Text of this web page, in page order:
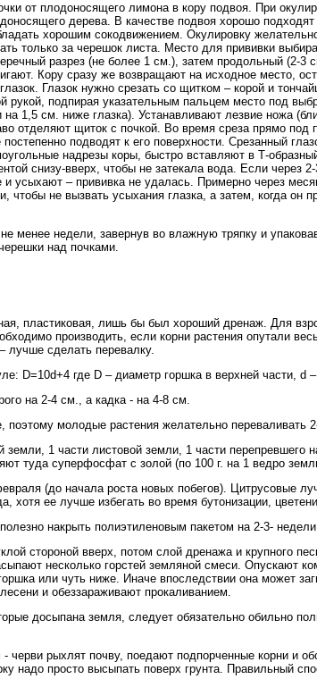
от плодоносящего лимона в кору подвоя. При
дерева. В качестве подвоя хорошо подходят
хорошим сокодвижением. Окулировку
только за черешок листа. Место для прививки
разрез (не более 1 см.), затем продольный (2-3
Кору сразу же возвращают на исходное место,
Глазок нужно срезать со щитком – корой и
подпирая указательным пальцем место под
1,5 см. ниже глазка). Устанавливают лезвие ножа
отделяют щиток с почкой. Во время среза прямо под
подводят к его поверхности. Срезанный
надрезы коры, быстро вставляют в Т-
снизу-вверх, чтобы не затекала вода. Если через
усыхают – прививка не удалась. Примерно через
не вызвать усыхания глазка, а затем, когда он
менее недели, завернув во влажную тряпку и
над почками.
пластиковая, лишь бы был хороший дренаж. Для
производить, если корни растения опутали
лучше сделать перевалку.
D=10d+4 где D – диаметр горшка в верхней части, d
на 2-4 см., а кадка - на 4-8 см.
молодые растения желательно переваливать
1 части листовой земли, 1 части перепревшего
туда суперфосфат с золой (по 100 г. на 1 ведро
(до начала роста новых побегов). Цитрусовые
ее лучше избегать во время бутонизации,
накрыть полиэтиленовым пакетом на 2-3- недели.
стороной вверх, потом слой дренажа и крупного
несколько горстей земляной смеси.
или чуть ниже. Иначе впоследствии она может
и обеззараживают прокаливанием.
досыпана земля, следует обязательно обильно
рыхлят почву, поедают подпорченные корни и
надо просто высыпать поверх грунта. Правильный